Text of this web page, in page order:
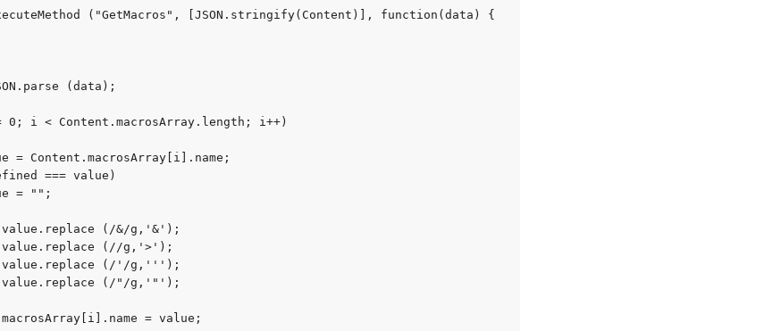
("GetMacros", [JSON.stringify(Content)], function(data) {
(data);
0; i < Content.macrosArray.length; i++)
= Content.macrosArray[i].name;
=== value)
= "";
(/&/g,'&');
(//g,'>');
(/'/g,''');
(/"/g,'"');
= value;